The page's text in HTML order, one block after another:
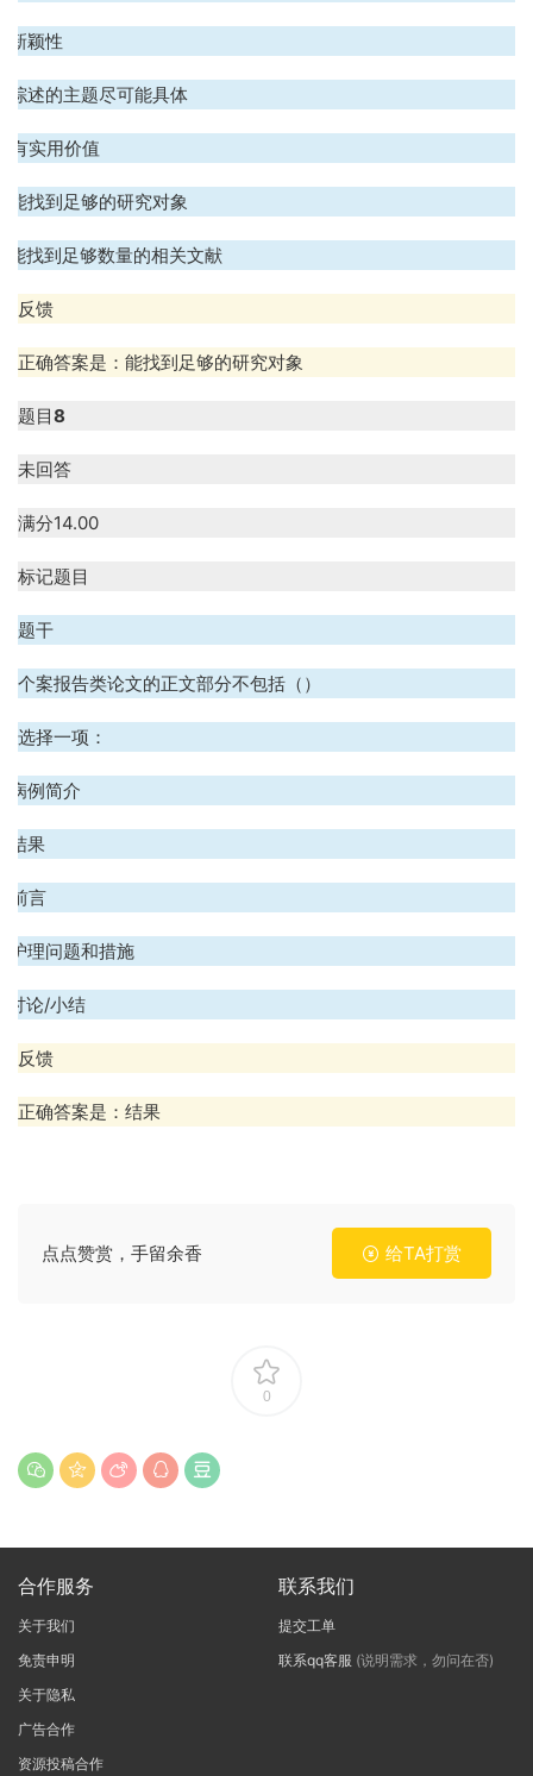
新颖性
综述的主题尽可能具体
有实用价值
能找到足够的研究对象
能找到足够数量的相关文献
反馈
正确答案是：能找到足够的研究对象
题目8
未回答
满分14.00
标记题目
题干
个案报告类论文的正文部分不包括（）
选择一项：
病例简介
结果
前言
护理问题和措施
讨论/小结
反馈
正确答案是：结果
点点赞赏，手留余香 给TA打赏
0
合作服务
关于我们
免责申明
关于隐私
广告合作
资源投稿合作
联系我们
提交工单
联系qq客服 (说明需求，勿问在否)